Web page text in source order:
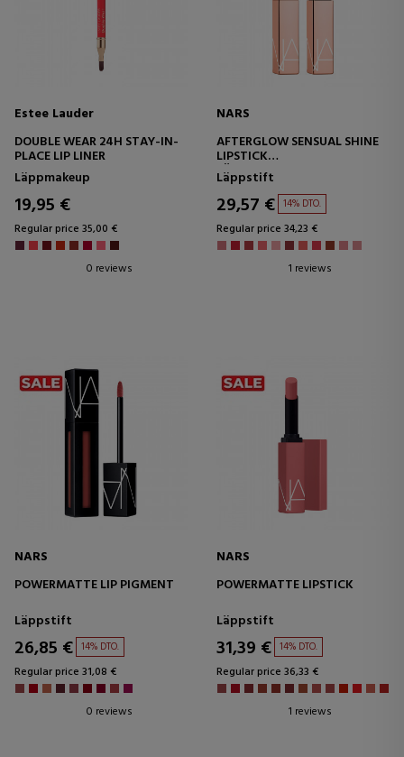
Estee Lauder
DOUBLE WEAR 24H STAY-IN-
PLACE LIP LINER
Läppmakeup
19,95 €
Regular price 35,00 €
0 reviews
NARS
AFTERGLOW SENSUAL SHINE
LIPSTICK
LÄPPSTIFT
Läppstift
29,57 € 14% DTO.
Regular price 34,23 €
1 reviews
NARS
POWERMATTE LIP PIGMENT
Läppstift
26,85 € 14% DTO.
Regular price 31,08 €
0 reviews
NARS
POWERMATTE LIPSTICK
Läppstift
31,39 € 14% DTO.
Regular price 36,33 €
1 reviews